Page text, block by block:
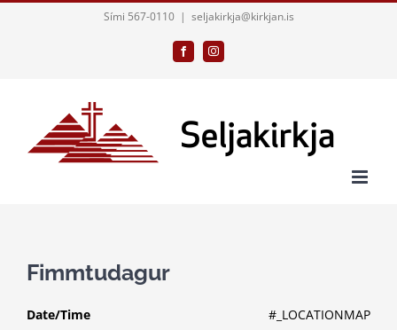
Sími 567-0110 | seljakirkja@kirkjan.is
FacebookInstagram
Fimmtudagur
#_LOCATIONMAP
Date/Time